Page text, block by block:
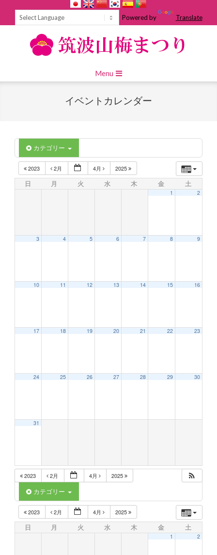
Powered by Translate
Navigation
Menu
イベントカレンダー
カテゴリー
2023 2月 4月 2025
日 月 火 水 木 金 土
1 2
3 4 5 6 7 8 9
10 11 12 13 14 15 16
17 18 19 20 21 22 23
24 25 26 27 28 29 30
31
2023 2月 4月 2025
カテゴリー
2023 2月 4月 2025
日 月 火 水 木 金 土
1 2